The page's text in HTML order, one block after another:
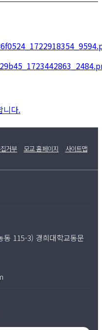
니다.
거부 모교 홈페이지 사이트맵
동 115-3) 경희대학교동문